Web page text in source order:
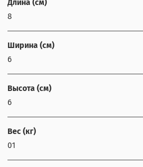
Длина (см)
8
Ширина (см)
6
Высота (см)
6
Вес (кг)
01